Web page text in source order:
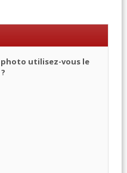
utilisez-vous le